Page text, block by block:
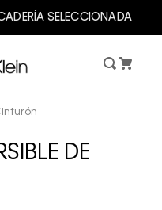
SELECCIONADA
DE